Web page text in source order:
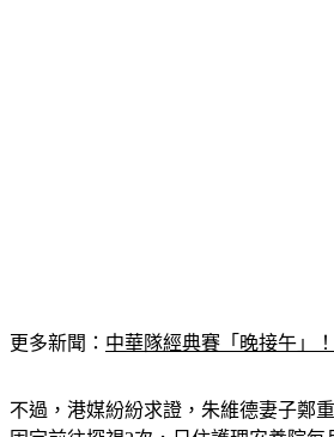
更多新聞： 中華隊經典賽「晚接午」
不過，港媒紛紛求證，朱維德妻子鄭